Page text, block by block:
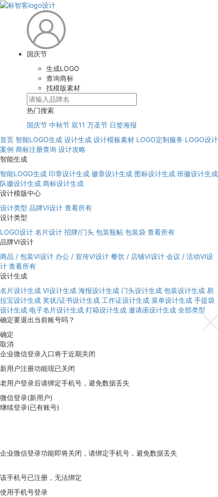
国庆节
生成LOGO
查询商标
找模版素材
热门搜索
国庆节 中秋节 双11 万圣节 日签海报
首页 智能LOGO生成 设计生成 设计模板素材 LOGO定制服务 LOGO设计
案例 商标注册查询 设计攻略
智能生成
智能LOGO生成 印章设计生成 徽章设计生成 图标设计生成 班徽设计生成
队徽设计生成 商标设计生成
设计模版中心
设计类型 品牌VI设计 查看所有
设计类型
LOGO设计 名片设计 招牌/门头 包装瓶帖 包装袋 查看所有
品牌VI设计
商品 / 包装VI设计 办公 / 宣传VI设计 餐饮 / 店铺VI设计 会议 / 活动VI设
计 查看所有
设计生成
名片设计生成 VI设计生成 海报设计生成 门头设计生成 包装设计生成 易
拉宝设计生成 奖状/证书设计生成 工作证设计生成 菜单设计生成 手提袋
设计生成 电子名片设计生成 灯箱设计生成 邀请函设计生成 全部类型
确定要退出当前账号吗？
确定
取消
企业微信登录入口将于近期关闭
新用户注册功能现已关闭
老用户登录后请绑定手机号，避免数据丢失
微信登录(新用户)
继续登录(已有账号)
企业微信登录功能即将关闭，请绑定手机号，避免数据丢失
该手机号已注册，无法绑定
使用手机号登录